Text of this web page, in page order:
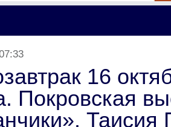
16
Покровская
Таисия